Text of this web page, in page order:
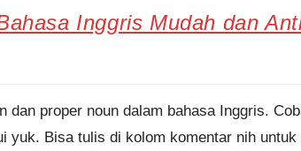
Inggris Mudah dan
dan proper noun dalam bahasa Inggris.
yuk. Bisa tulis di kolom komentar nih untuk